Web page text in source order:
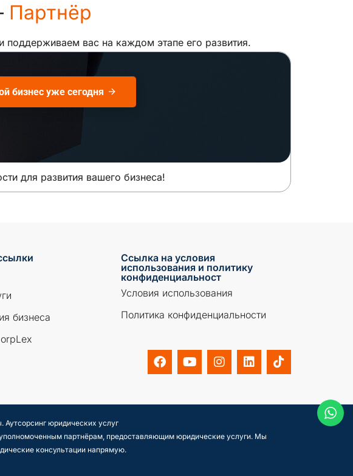
Партнёр
вас на каждом этапе его развития.
бизнес уже сегодня
для развития вашего бизнеса!
бизнеса
Ссылка на условия
использования и политику
конфиденциальност
Условия использования
Политика конфиденциальности
юридических услуг
партнёрам, предоставляющим юридические услуги. Мы
консультации напрямую.